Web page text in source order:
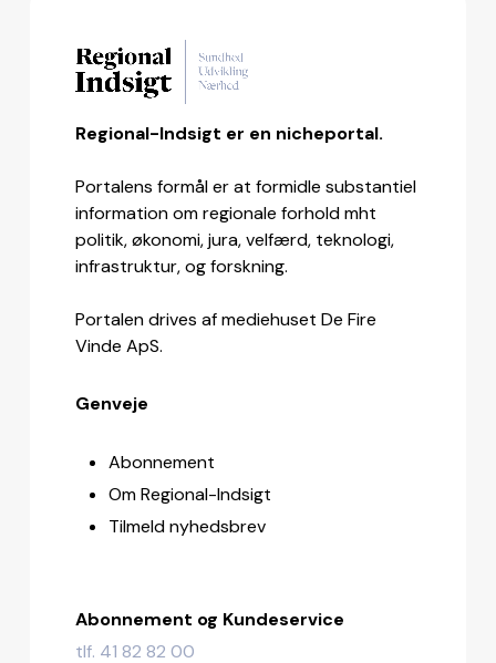
Regional-Indsigt er en nicheportal.
Portalens formål er at formidle substantiel
information om regionale forhold mht
politik, økonomi, jura, velfærd, teknologi,
infrastruktur, og forskning.
Portalen drives af mediehuset De Fire
Vinde ApS.
Genveje
Abonnement
Om Regional-Indsigt
Tilmeld nyhedsbrev
Abonnement og Kundeservice
tlf. 41 82 82 00